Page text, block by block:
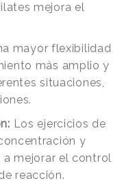
mejora el
mayor flexibilidad
más amplio y
situaciones,
Los ejercicios de
y
a mejorar el control
reacción.